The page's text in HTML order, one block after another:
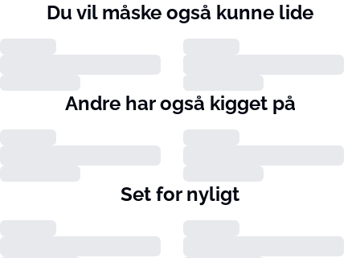
Du vil måske også kunne lide
Andre har også kigget på
Set for nyligt